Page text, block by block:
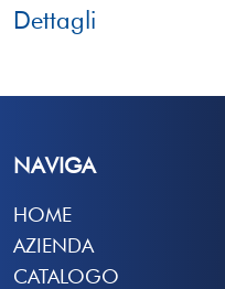
Dettagli
NAVIGA
HOME
AZIENDA
CATALOGO